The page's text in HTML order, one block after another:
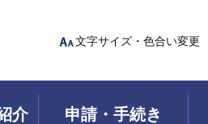
文字サイズ・色合い変更
介 申請・手続き